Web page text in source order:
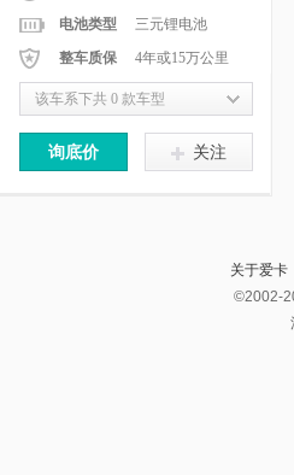
电池类型
三元锂电池
整车质保
4年或15万公里
该车系下共 0 款车型
询底价 关注
关于爱卡
©2002-